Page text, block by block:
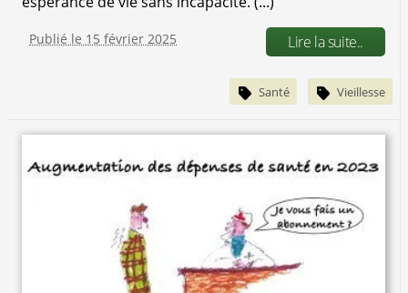
Publié le 15 février 2025 Lire la suite..
Santé Vieillesse